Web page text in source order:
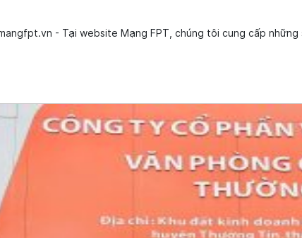
- Tại website Mạng FPT, chúng tôi cung cấp